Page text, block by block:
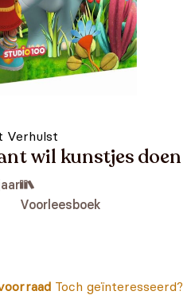
Verhulst
wil kunstjes doen
Voorleesboek
Toch geïnteresseerd?